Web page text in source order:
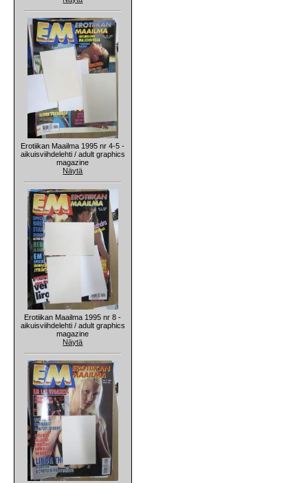
Erotiikan Maailma 1995 nr 4-5 -
aikuisviihdelehti / adult graphics
magazine
Näytä
Erotiikan Maailma 1995 nr 8 -
aikuisviihdelehti / adult graphics
magazine
Näytä